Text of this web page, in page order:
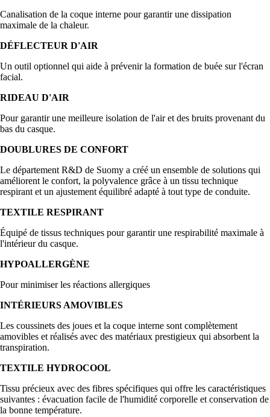
Canalisation de la coque interne pour garantir une dissipation
maximale de la chaleur.
DÉFLECTEUR D'AIR
Un outil optionnel qui aide à prévenir la formation de buée sur l'écran
facial.
RIDEAU D'AIR
Pour garantir une meilleure isolation de l'air et des bruits provenant du
bas du casque.
DOUBLURES DE CONFORT
Le département R&D de Suomy a créé un ensemble de solutions qui
améliorent le confort, la polyvalence grâce à un tissu technique
respirant et un ajustement équilibré adapté à tout type de conduite.
TEXTILE RESPIRANT
Équipé de tissus techniques pour garantir une respirabilité maximale à
l'intérieur du casque.
HYPOALLERGÈNE
Pour minimiser les réactions allergiques
INTÉRIEURS AMOVIBLES
Les coussinets des joues et la coque interne sont complètement
amovibles et réalisés avec des matériaux prestigieux qui absorbent la
transpiration.
TEXTILE HYDROCOOL
Tissu précieux avec des fibres spécifiques qui offre les caractéristiques
suivantes : évacuation facile de l'humidité corporelle et conservation de
la bonne température.